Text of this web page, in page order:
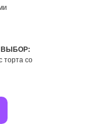
ВЫБОР:
торта со